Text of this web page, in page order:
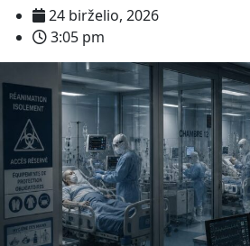
24 birželio, 2026
3:05 pm